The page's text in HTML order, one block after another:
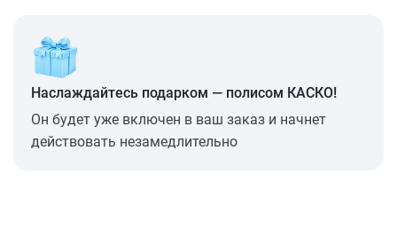
Наслаждайтесь подарком — полисом КАСКО!
Он будет уже включен в ваш заказ и начнет
действовать незамедлительно